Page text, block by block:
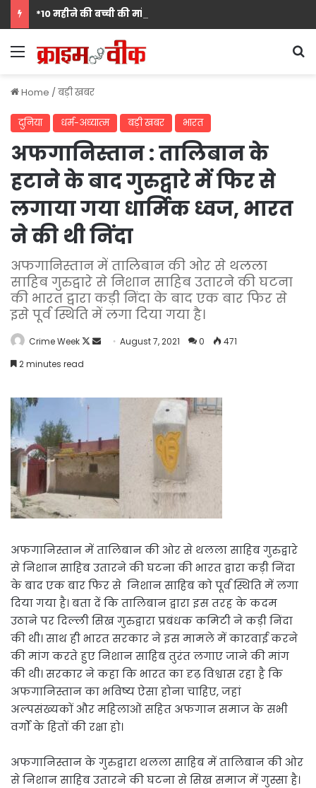
Menu
Home /बड़ी खबर
दुनिया धर्म-अध्‍यात्‍म बड़ी खबर भारत
अफगानिस्तान : तालिबान के
हटाने के बाद गुरुद्वारे में फिर से
लगाया गया धार्मिक ध्वज, भारत
ने की थी निंदा
अफगानिस्तान में तालिबान की ओर से थलला
साहिब गुरुद्वारे से निशान साहिब उतारने की घटना
की भारत द्वारा कड़ी निंदा के बाद एक बार फिर से
इसे पूर्व स्थिति में लगा दिया गया है।
Crime Week
Follow
SendAugust 7, 2021 0
471
2 minutes read
अफगानिस्तान में तालिबान की ओर से थलला साहिब गुरुद्वारे
से निशान साहिब उतारने की घटना की भारत द्वारा कड़ी निंदा
के बाद एक बार फिर से निशान साहिब को पूर्व स्थिति में लगा
दिया गया है। बता दें कि तालिबान द्वारा इस तरह के कदम
उठाने पर दिल्ली सिख गुरुद्वारा प्रबंधक कमिटी ने कड़ी निंदा
की थी। साथ ही भारत सरकार ने इस मामले में कारवाई करने
की मांग करते हुए निशान साहिब तुरंत लगाए जाने की मांग
की थी। सरकार ने कहा कि भारत का दृढ़ विश्वास रहा है कि
अफगानिस्तान का भविष्य ऐसा होना चाहिए, जहां
अल्पसंख्यकों और महिलाओं सहित अफगान समाज के सभी
वर्गों के हितों की रक्षा हो।
अफगानिस्तान के गुरुद्वारा थलला साहिब में तालिबान की ओर
से निशान साहिब उतारने की घटना से सिख समाज में गुस्सा है।